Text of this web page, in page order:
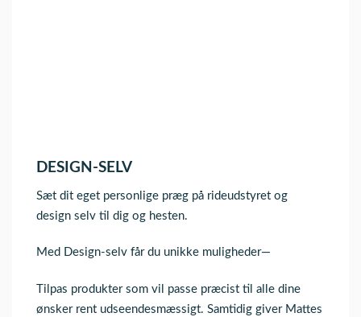
DESIGN-SELV
Sæt dit eget personlige præg på rideudstyret og
design selv til dig og hesten.
Med Design-selv får du unikke muligheder—
Tilpas produkter som vil passe præcist til alle dine
ønsker rent udseendesmæssigt. Samtidig giver Mattes